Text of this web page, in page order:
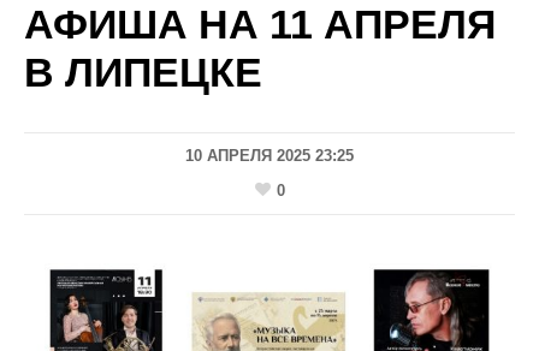
АФИША НА 11 АПРЕЛЯ
В ЛИПЕЦКЕ
10 АПРЕЛЯ 2025 23:25
0